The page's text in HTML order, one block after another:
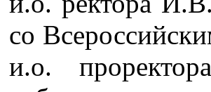
со
и.о.